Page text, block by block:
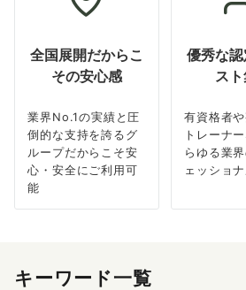
全国展開だからこ
その安心感
業界No.1の実績と圧
倒的な支持を誇るグ
ループだからこそ安
心・安全にご利用可
能
優秀な
スト
有資格者や
トレーナ
らゆる業
ェッショ
キーワード一覧